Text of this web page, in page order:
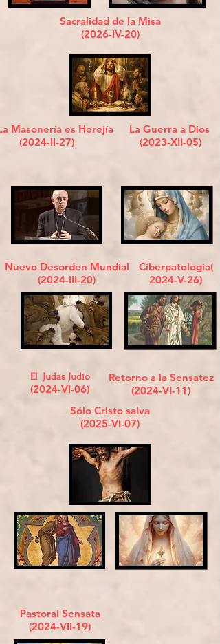
Sacralidad de la Misa
(2026-IV-20)
La Guerra a Dios
(2023-XII-05)
es Herejía
II-27)
Nuevo Desorden Mundial
(2024-III-20)
Ciberpatología(
2024-V-26)
El Judas Judío
(2024-VI-06)
Retorno a la Sensatez
(2024-VI-11)
Sólo Cristo salva
(2025-VI-07)
Pastoral Sensata
(2024-VII-19)